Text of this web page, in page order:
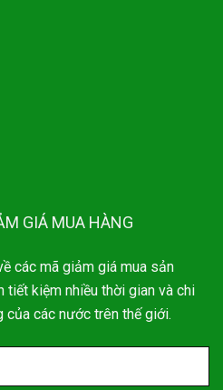
GIÁ MUA HÀNG
các mã giảm giá mua sản
tiết kiệm nhiều thời gian và chi
của các nước trên thế giới.